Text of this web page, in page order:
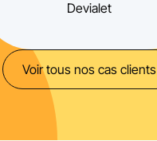
Devialet
Voir tous nos cas clients